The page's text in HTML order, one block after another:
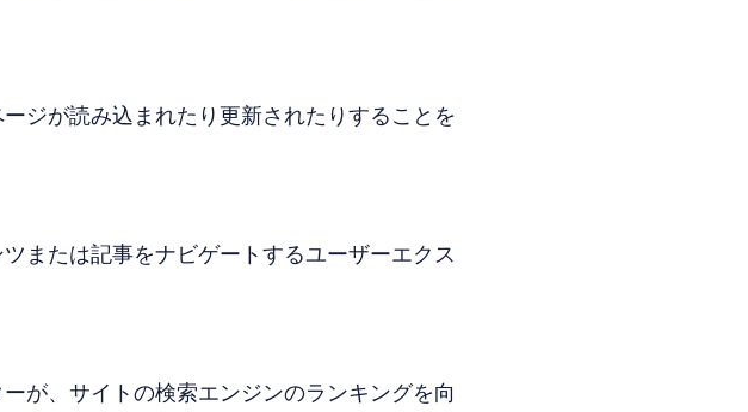
ジが読み込まれたり更新されたりすることを
または記事をナビゲートするユーザーエクス
が、サイトの検索エンジンのランキングを向